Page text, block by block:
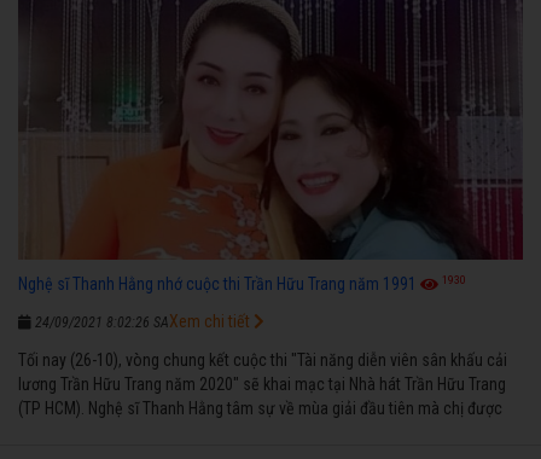
Nghệ sĩ Thanh Hằng nhớ cuộc thi Trần Hữu Trang năm 1991 1930
24/09/2021 8:02:26 SA
Tối nay (26-10), vòng chung kết cuộc thi "Tài năng diễn viên sân khấu cải
lương Trần Hữu Trang năm 2020" sẽ khai mạc tại Nhà hát Trần Hữu Trang
(TP HCM). Nghệ sĩ Thanh Hằng tâm sự về mùa giải đầu tiên mà chị được
Xem chi tiết